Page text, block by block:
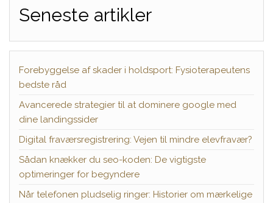
Seneste artikler
Forebyggelse af skader i holdsport: Fysioterapeutens
bedste råd
Avancerede strategier til at dominere google med
dine landingssider
Digital fraværsregistrering: Vejen til mindre elevfravær?
Sådan knækker du seo-koden: De vigtigste
optimeringer for begyndere
Når telefonen pludselig ringer: Historier om mærkelige